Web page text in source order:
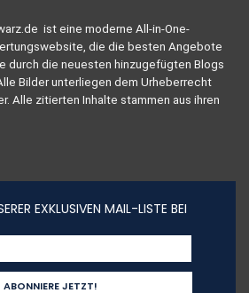
ist eine moderne All-in-One-
die die besten Angebote
durch die neuesten hinzugefügten Blogs
Bilder unterliegen dem Urheberrecht
Alle zitierten Inhalte stammen aus ihren
EXKLUSIVEN MAIL-LISTE BEI